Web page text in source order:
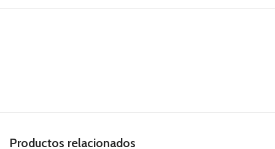
Productos relacionados